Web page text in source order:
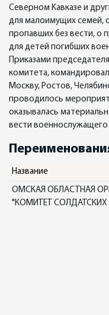
Северном Кавказе и
для малоимущих семей,
пропавших без вести, о
для детей погибших
Приказами
комитета,
Москву, Ростов,
проводилось
оказывалась
вести военнослужащего
Название
ОМСКАЯ ОБЛАСТНАЯ
"КОМИТЕТ СОЛДАТСКИХ